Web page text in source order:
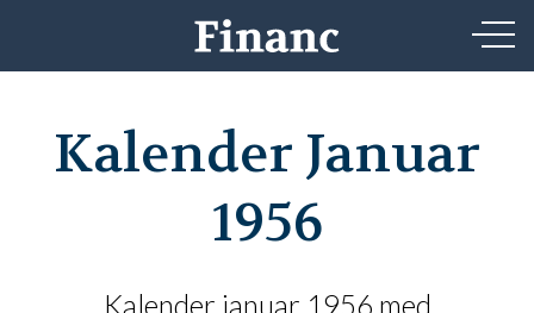
Kalender Januar
1956
Kalender januar 1956 med